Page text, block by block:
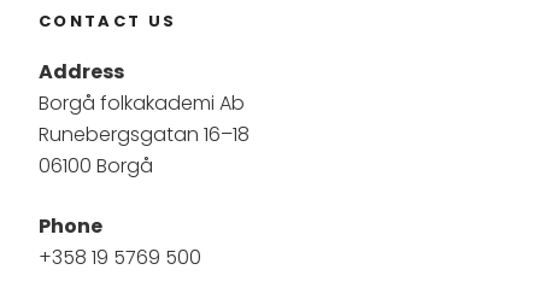
CONTACT US
Address
Borgå folkakademi Ab
Runebergsgatan 16–18
06100 Borgå
Phone
+358 19 5769 500